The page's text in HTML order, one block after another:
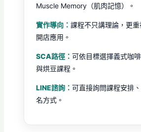
Muscle Memory（肌肉記憶）。
實作導向： 課程不只講理論，更
開店應用。
SCA路徑： 可依目標選擇義式咖
與烘豆課程。
LINE諮詢： 可直接詢問課程安排
名方式。